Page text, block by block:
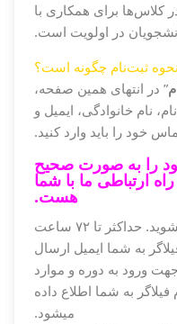
در کلاس‌ها برای همکاری با
در اولویت است.
نحوه ثبت‌نام چگونه است؟
” در انتهای همین صفحه،
نام خانوادگی، ایمیل و
خود را باید وارد کنید.
را به صورت صحیح
ارتباطی ما با شما
هست.
سپس به صفحه پرداخت وارد میشوید. حداکثر تا ۷۲ ساعت
به شما ایمیل ارسال
ورود به دوره و موارد
به شما اطلاع داده
میشود.